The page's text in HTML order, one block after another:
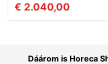
€ 2.040,00
Dáárom is Horeca